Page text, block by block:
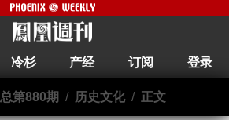
冷杉 产经 订阅 登录
总第880期 / 历史文化/ 正文